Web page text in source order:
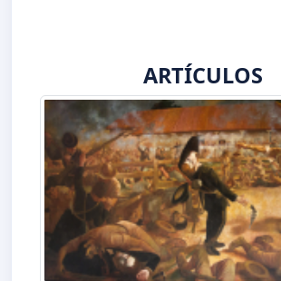
ARTÍCULOS